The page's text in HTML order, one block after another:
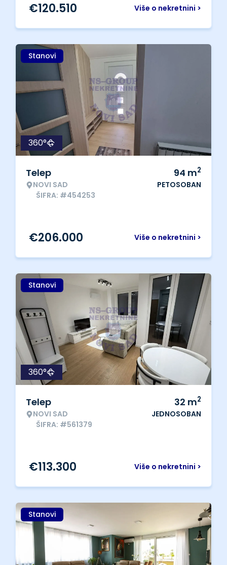
Više o nekretnini >
€120.510
Stanovi
360°
Telep
NOVI SAD
ŠIFRA: #454253
94 m2
PETOSOBAN
Više o nekretnini >
€206.000
Stanovi
360°
Telep
NOVI SAD
ŠIFRA: #561379
32 m2
JEDNOSOBAN
Više o nekretnini >
€113.300
Stanovi